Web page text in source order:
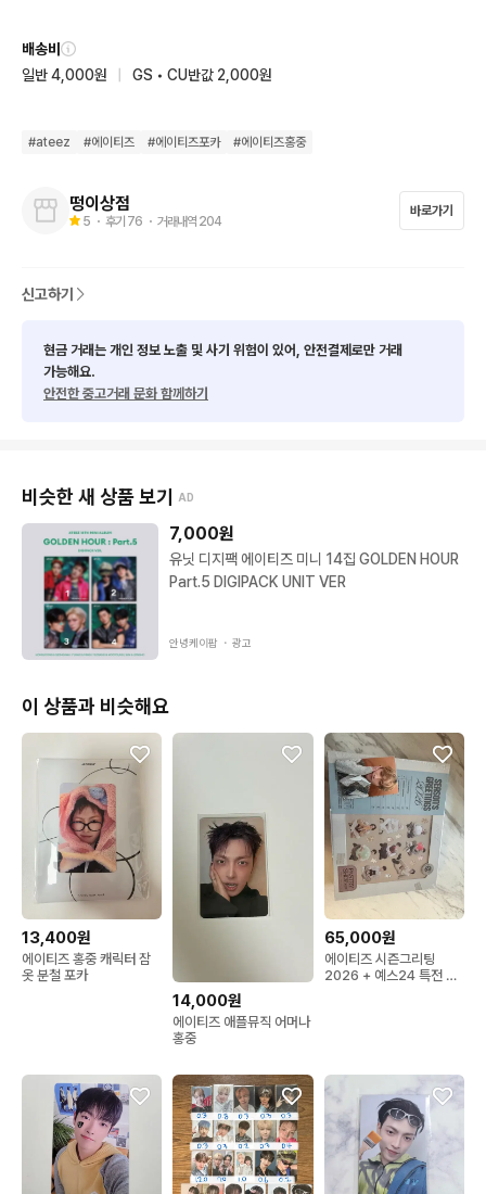
배송비
일반 4,000원
GS • CU반값 2,000원
#ateez #에이티즈 #에이티즈포카 #에이티즈홍중
떵이상점
5 ・ 후기 76 ・ 거래내역 204
바로가기
신고하기
현금 거래는 개인 정보 노출 및 사기 위험이 있어, 안전결제로만 거래
가능해요.
안전한 중고거래 문화 함께하기
비슷한 새 상품 보기 AD
7,000원
유닛 디지팩 에이티즈 미니 14집 GOLDEN HOUR
Part.5 DIGIPACK UNIT VER
안녕케이팝 ・ 광고
이 상품과 비슷해요
13,400원
에이티즈 홍중 캐릭터 잠
옷 분철 포카
14,000원
에이티즈 애플뮤직 어머나
홍중
65,000원
에이티즈 시즌그리팅
2026 + 예스24 특전 홍